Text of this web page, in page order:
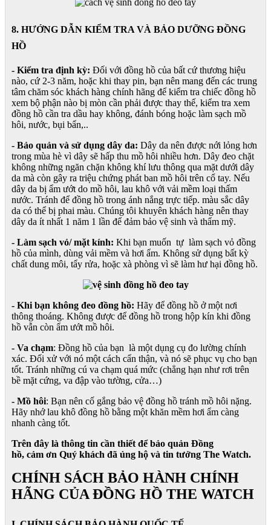
8. HƯỚNG DẪN KIỂM TRA VÀ BẢO DƯỠNG ĐỒNG
HỒ
- Kiểm tra định kỳ: Đối với đồng hồ của bất cứ thương hiệu
nào, cứ 2-3 năm, hoặc khi thay pin, bạn nên mang đến các trung
tâm chăm sóc khách hàng chính hãng để kiểm tra chiếc đồng hồ
xem bộ phận nào bị mòn cần phải được thay thế, kiểm tra xem
đồng hồ cần tra dầu hay không, đánh bóng hoặc làm sạch mồ
hôi, nước, bụi bẩn,..
- Bảo quản và sử dụng dây da: Dây da nên được nới lỏng hơn
trong mùa hè vì dây sẽ hấp thu mồ hôi nhiều hơn. Dây đeo chặt
không những ngăn chặn không khí lưu thông qua mặt dưới dây
da mà còn gây ra triệu chứng phát ban mồ hôi trên cổ tay. Nếu
dây da bị ẩm ướt do mồ hôi, lau khô với vải mềm loại thấm
nước. Tránh để đồng hồ trong ánh nắng trực tiếp. màu sắc dây
da có thể bị phai màu. Chúng tôi khuyên khách hàng nên thay
dây da ít nhất 1 năm 1 lần để đảm bảo vệ sinh và thẩm mỹ.
- Làm sạch vỏ/ mặt kính: Khi bạn muốn tự làm sạch vỏ đồng
hồ của mình, dùng vải mềm và hơi ẩm. Không sử dụng bất kỳ
chất dung môi, tẩy rửa, hoặc xà phòng vì sẽ làm hư hại đồng hồ.
- Khi bạn không đeo đồng hồ: Hãy để đồng hồ ở một nơi
thông thoáng. Không được để đồng hồ trong hộp kín khi đồng
hồ vẫn còn ẩm ướt mồ hôi.
- Va chạm: Đồng hồ của bạn là một dụng cụ đo lường chính
xác. Đối xử với nó một cách cẩn thận, và nó sẽ phục vụ cho bạn
tốt. Tránh những cú va chạm quá mức (chẳng hạn như rơi trên
bề mặt cứng, va đập vào tường, cửa…)
- Mồ hôi: Bạn nên cố gắng bảo vệ đồng hồ tránh mồ hôi nặng.
Hãy nhớ lau khô đồng hồ bằng một khăn mềm hơi ẩm càng
nhanh càng tốt.
Trên đây là thông tin cần thiết để bảo quản Đồng
hồ, cảm ơn Quý khách đã ủng hộ và tin tưởng The Watch.
CHÍNH SÁCH BẢO HÀNH CHÍNH
HÃNG CỦA ĐỒNG HỒ THE WATCH